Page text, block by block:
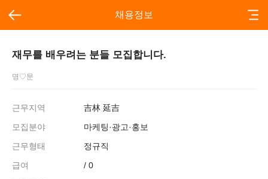
채용정보
재무를 배우려는 분들 모집합니다.
명♡문
근무지역
吉林 延吉
모집분야
마케팅·광고·홍보
근무형태
정규직
급여
/ 0